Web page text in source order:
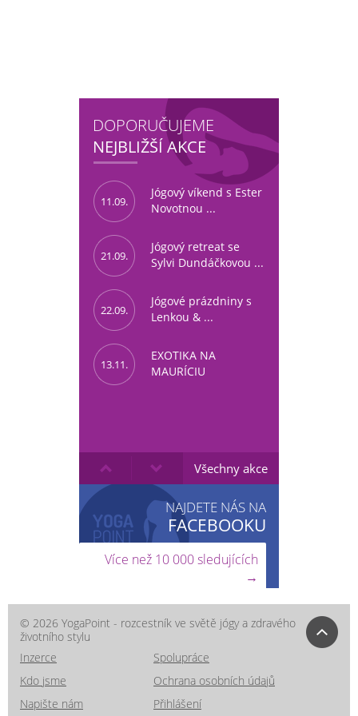
DOPORUČUJEME
NEJBLIŽŠÍ AKCE
11.09.
Jógový víkend s Ester
Novotnou ...
21.09.
Jógový retreat se
Sylvi Dundáčkovou ...
22.09.
Jógové prázdniny s
Lenkou & ...
13.11.
EXOTIKA NA
MAURÍCIU
Všechny akce
NAJDETE NÁS NA
FACEBOOKU
Více než 10 000 sledujících
→
© 2026 YogaPoint - rozcestník ve světě jógy a zdravého
životního stylu
Inzerce
Spolupráce
Kdo jsme
Ochrana osobních údajů
Napište nám
Přihlášení